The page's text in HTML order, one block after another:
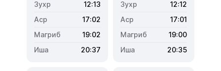
12:13
17:02
19:02
20:37
12:12
17:01
19:00
20:35